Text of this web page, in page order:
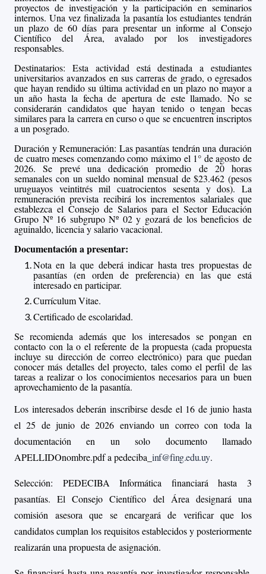
proyectos de investigación y la participación en seminarios
internos. Una vez finalizada la pasantía los estudiantes tendrán
un plazo de 60 días para presentar un informe al Consejo
Científico del Área, avalado por los investigadores
responsables.
Destinatarios: Esta actividad está destinada a estudiantes
universitarios avanzados en sus carreras de grado, o egresados
que hayan rendido su última actividad en un plazo no mayor a
un año hasta la fecha de apertura de este llamado. No se
considerarán candidatos que hayan tenido o tengan becas
similares para la carrera en curso o que se encuentren inscriptos
a un posgrado.
Duración y Remuneración: Las pasantías tendrán una duración
de cuatro meses comenzando como máximo el 1° de agosto de
2026. Se prevé una dedicación promedio de 20 horas
semanales con unsueldo nominal mensual de $23.462 (pesos
uruguayos veintitrés mil cuatrocientos sesenta y dos). La
remuneración prevista recibirá los incrementos salariales que
establezca el Consejo de Salarios para el Sector Educación
Grupo Nº 16 subgrupo Nº 02 y gozará de los beneficios de
aguinaldo, licencia y salario vacacional.
Documentación a presentar:
Nota en la que deberá indicar hasta tres propuestas de
pasantías (en orden de preferencia) en las que está
interesado en participar.
Currículum Vitae.
Certificado de escolaridad.
Se recomienda además que los interesados se pongan en
contacto con la o el referente de la propuesta (cada propuesta
incluye su dirección de correo electrónico) para que puedan
conocer más detalles del proyecto, tales como el perfil de las
tareas a realizar o los conocimientos necesarios para un buen
aprovechamiento de la pasantía.
Los interesados deberán inscribirse desde el 16 de junio hasta
el 25 de junio de 2026 enviando un correo con toda la
documentación en un solo documento llamado
APELLIDOnombre.pdf apedeciba_ inf@fing.edu.uy.
Selección: PEDECIBA Informática financiará hasta 3
pasantías. El Consejo Científico del Área designará una
comisión asesora que se encargará de verificar que los
candidatos cumplan los requisitos establecidos y posteriormente
realizarán una propuesta de asignación.